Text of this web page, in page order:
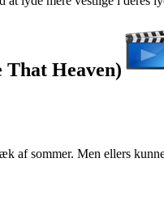
That Heaven)
af sommer. Men ellers